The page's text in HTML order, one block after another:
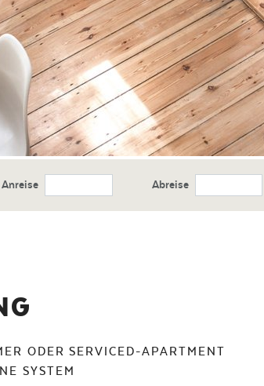
Anreise Abreise
ODER SERVICED-APARTMENT
SYSTEM